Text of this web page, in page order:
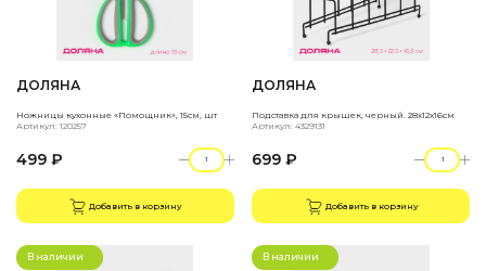
ДОЛЯНА
Ножницы кухонные «Помощник», 15см, шт
Артикул: 120257
499 ₽
Добавить в корзину
ДОЛЯНА
Подставка для крышек, черный. 28х12х16см
Артикул: 4329131
699 ₽
Добавить в корзину
В наличии В наличии